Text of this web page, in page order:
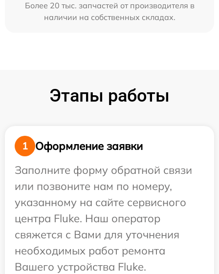
Более 20 тыс. запчастей от производителя в
наличии на собственных складах.
Этапы работы
1
Оформление заявки
Заполните форму обратной связи
или позвоните нам по номеру,
указанному на сайте сервисного
центра Fluke. Наш оператор
свяжется с Вами для уточнения
необходимых работ ремонта
Вашего устройства Fluke.